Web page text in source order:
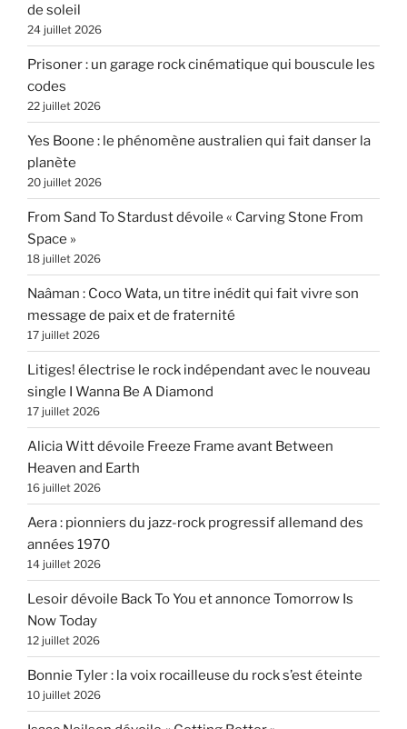
de soleil
24 juillet 2026
Prisoner : un garage rock cinématique qui bouscule les
codes
22 juillet 2026
Yes Boone : le phénomène australien qui fait danser la
planète
20 juillet 2026
From Sand To Stardust dévoile « Carving Stone From
Space »
18 juillet 2026
Naâman : Coco Wata, un titre inédit qui fait vivre son
message de paix et de fraternité
17 juillet 2026
Litiges! électrise le rock indépendant avec le nouveau
single I Wanna Be A Diamond
17 juillet 2026
Alicia Witt dévoile Freeze Frame avant Between
Heaven and Earth
16 juillet 2026
Aera : pionniers du jazz-rock progressif allemand des
années 1970
14 juillet 2026
Lesoir dévoile Back To You et annonce Tomorrow Is
Now Today
12 juillet 2026
Bonnie Tyler : la voix rocailleuse du rock s’est éteinte
10 juillet 2026